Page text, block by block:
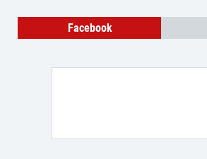
Facebook